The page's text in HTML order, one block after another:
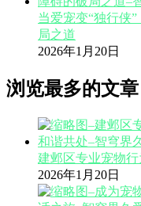
当爱宠变“独行侠
局之道
2026年1月20日
浏览最多的文章
建邺区专业宠物
2026年1月20日